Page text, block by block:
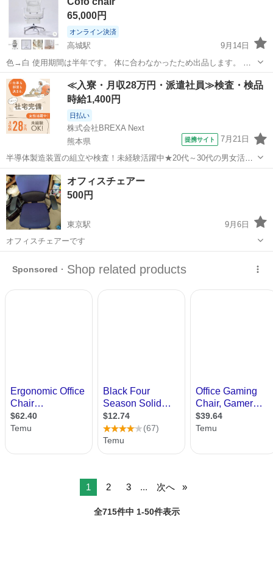
の場合は500円お値引きの5,500円にさせていただきます。
65,000円
オンライン決済
高城駅
9月14日
色→白 使用期間は半年です。 体に合わなかったため出品します。 購
入価格は12万円でした。 早めに取りに来てくれる方を優先します。 中
古品ですのでご理解よろしくお願いします。
大分 大分市 高城駅 椅子 chair
≪入寮・月収28万円・派遣社員≫検査・検品
時給1,400円
日払い
株式会社BREXA Next
熊本県
提携サイト 7月21日
半導体製造装置の組立や検査！未経験活躍中★20代～30代の男女活躍
中★ワンルーム寮完備！赴任旅費会社負担！マイカー通勤OK！無料駐
車場あり！正社員登用あり！《熊本県菊池郡大津町》 人気の工場のお
仕事 ◇半導体製造装置の組立...
熊本 その他
オフィスチェアー
500円
東京駅
9月6日
オフィスチェアーです
1 2 3 ... 次へ
全715件中 1-50件表示